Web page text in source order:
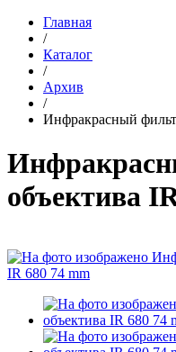
Главная
/
Каталог
/
Архив
/
Инфракрасный
объектива